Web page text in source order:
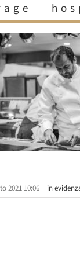
2021 10:06 | in